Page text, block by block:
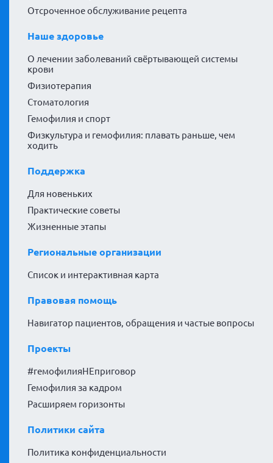
Отсроченное обслуживание рецепта
Наше здоровье
О лечении заболеваний свёртывающей системы
крови
Физиотерапия
Стоматология
Гемофилия и спорт
Физкультура и гемофилия: плавать раньше, чем
ходить
Поддержка
Для новеньких
Практические советы
Жизненные этапы
Региональные организации
Список и интерактивная карта
Правовая помощь
Навигатор пациентов, обращения и частые вопросы
Проекты
#гемофилияНЕприговор
Гемофилия за кадром
Расширяем горизонты
Политики сайта
Политика конфиденциальности